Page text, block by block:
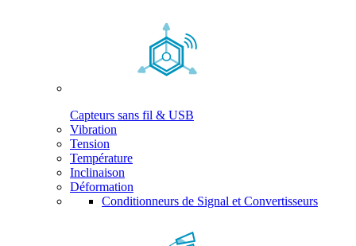
Capteurs sans fil & USB
Vibration
Tension
Température
Inclinaison
Déformation
Conditionneurs de Signal et Convertisseurs